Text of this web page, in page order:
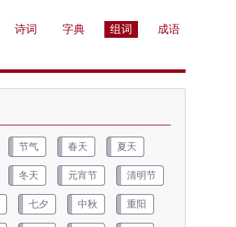
诗词 字典 组词 成语
节气 春天 夏天
冬天 元宵节 清明节
七夕 中秋 重阳